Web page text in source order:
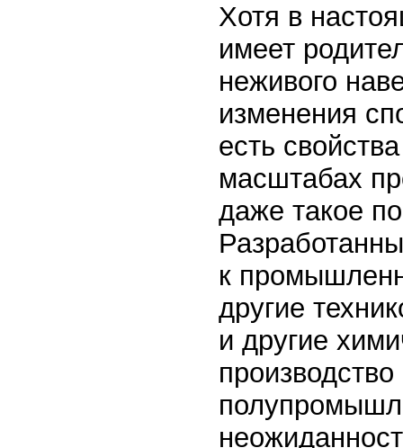
Хотя в
имеет
неживого
изменения
есть
масштабах
даже такое
к
другие
и другие